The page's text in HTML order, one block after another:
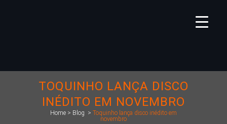
TOQUINHO LANÇA DISCO
INÉDITO EM NOVEMBRO
Home > Blog > Toquinho lança disco inédito em
novembro